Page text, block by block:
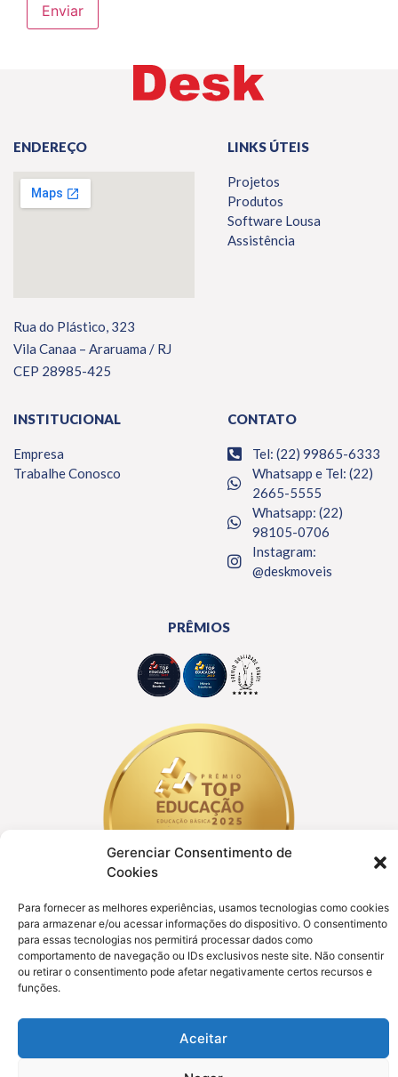
Gerenciar Consentimento de
Cookies
Para fornecer as melhores experiências, usamos tecnologias como cookies
para armazenar e/ou acessar informações do dispositivo. O consentimento
para essas tecnologias nos permitirá processar dados como
comportamento de navegação ou IDs exclusivos neste site. Não consentir
ou retirar o consentimento pode afetar negativamente certos recursos e
funções.
Aceitar
ENDEREÇO
Rua do Plástico, 323
Vila Canaa – Araruama / RJ
CEP 28985-425
LINKS ÚTEIS
Projetos
Produtos
Software Lousa
Assistência
INSTITUCIONAL
Empresa
Trabalhe Conosco
CONTATO
Tel: (22) 99865-6333
Whatsapp e Tel: (22)
2665-5555
Whatsapp: (22)
98105-0706
Instagram:
@deskmoveis
PRÊMIOS
Clique aqui e faça o download do relatório de